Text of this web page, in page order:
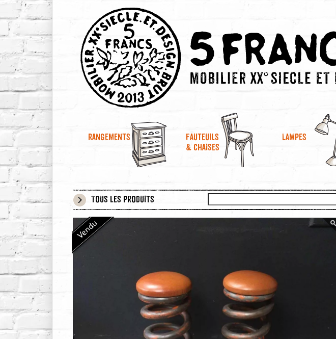
Rangements
Fauteuils
& chaises
Lampes
Tous les produits